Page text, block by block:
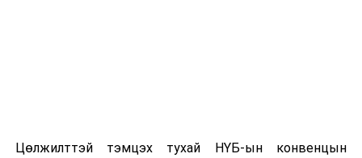
Цөлжилттэй тэмцэх тухай НҮБ-ын конвенцын